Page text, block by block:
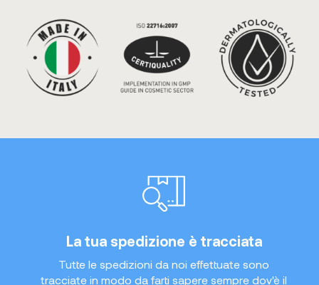
La tua spedizione è tracciata
Tutte le spedizioni da noi effettuate sono
tracciate in modo da farti sapere sempre dov'è il